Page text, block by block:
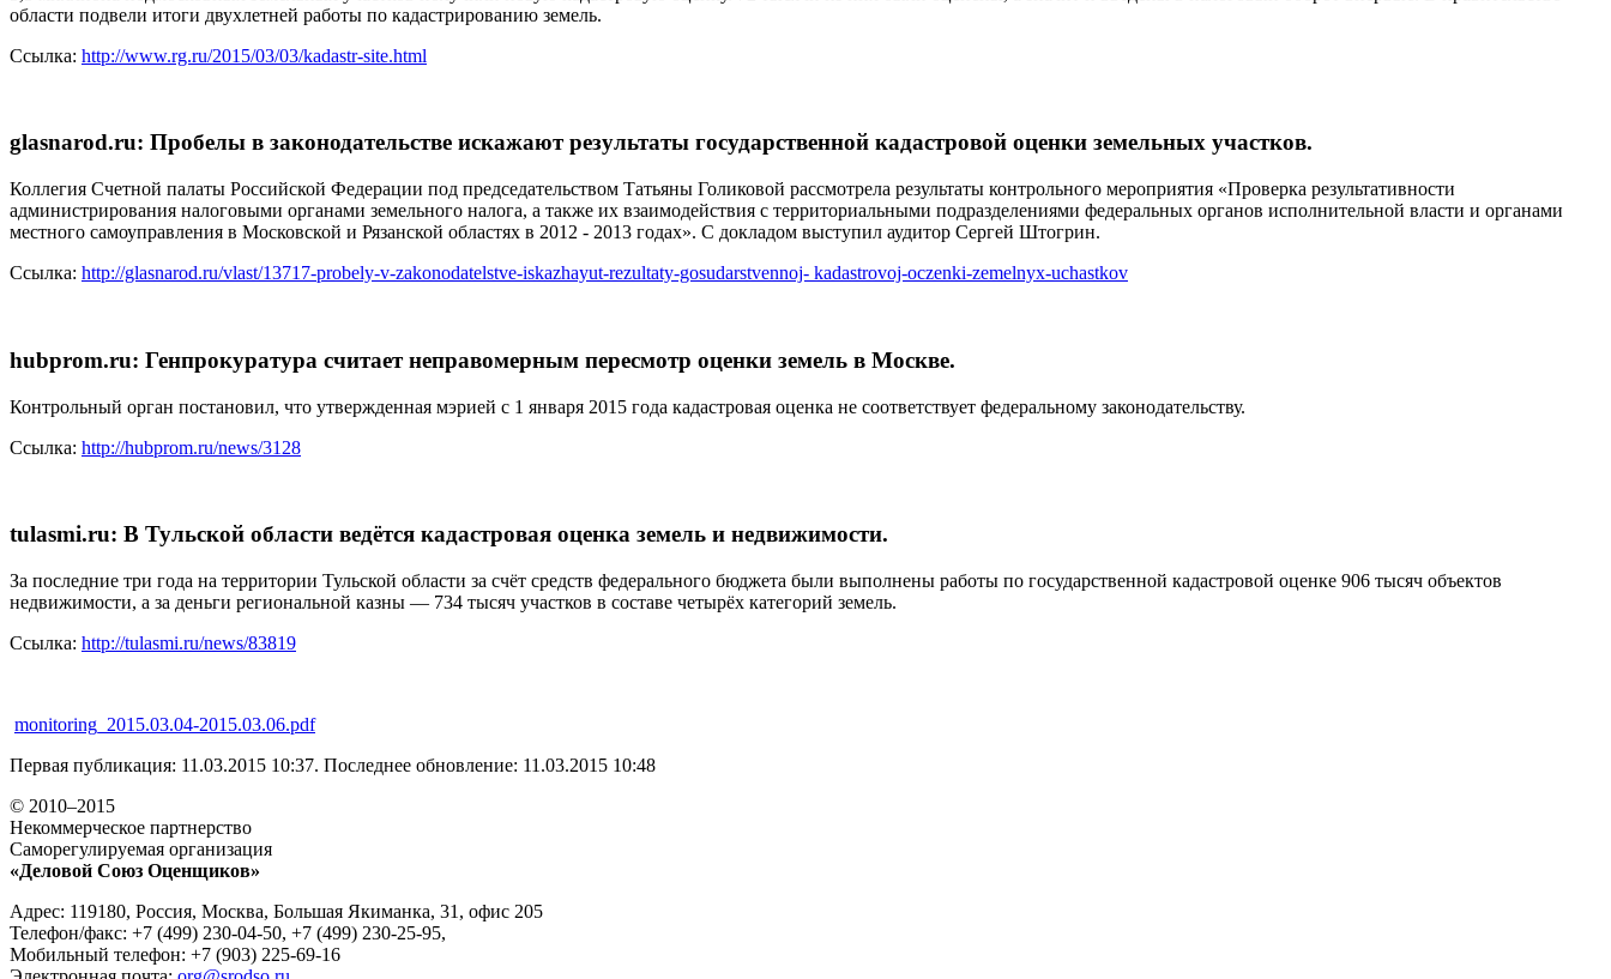
области подвели итоги двухлетней работы по кадастрированию земель.
Ссылка: http://www.rg.ru/2015/03/03/kadastr-site.html
glasnarod.ru: Пробелы в законодательстве искажают результаты государственной кадастровой оценки земельных участков.
Коллегия Счетной палаты Российской Федерации под председательством Татьяны Голиковой рассмотрела результаты контрольного мероприятия «Проверка результативности
администрирования налоговыми органами земельного налога, а также их взаимодействия с территориальными подразделениями федеральных органов исполнительной власти и органами
местного самоуправления в Московской и Рязанской областях в 2012 - 2013 годах». С докладом выступил аудитор Сергей Штогрин.
Ссылка: http://glasnarod.ru/vlast/13717-probely-v-zakonodatelstve-iskazhayut-rezultaty-gosudarstvennoj- kadastrovoj-oczenki-zemelnyx-uchastkov
hubprom.ru: Генпрокуратура считает неправомерным пересмотр оценки земель в Москве.
Контрольный орган постановил, что утвержденная мэрией с 1 января 2015 года кадастровая оценка не соответствует федеральному законодательству.
Ссылка: http://hubprom.ru/news/3128
tulasmi.ru: В Тульской области ведётся кадастровая оценка земель и недвижимости.
За последние три года на территории Тульской области за счёт средств федерального бюджета были выполнены работы по государственной кадастровой оценке 906 тысяч объектов
недвижимости, а за деньги региональной казны — 734 тысяч участков в составе четырёх категорий земель.
Ссылка: http://tulasmi.ru/news/83819
monitoring_2015.03.04-2015.03.06.pdf
Первая публикация: 11.03.2015 10:37. Последнее обновление: 11.03.2015 10:48
© 2010–2015
Некоммерческое партнерство
Саморегулируемая организация
«Деловой Союз Оценщиков»
Адрес: 119180, Россия, Москва, Большая Якиманка, 31, офис 205
Телефон/факс: +7 (499) 230-04-50, +7 (499) 230-25-95,
Мобильный телефон: +7 (903) 225-69-16